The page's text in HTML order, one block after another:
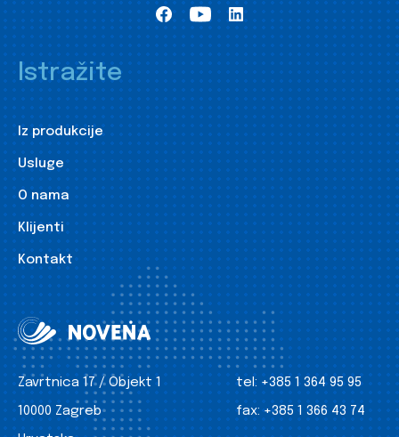
Istražite
Iz produkcije
Usluge
O nama
Klijenti
Kontakt
Zavrtnica 17 / Objekt 1
10000 Zagreb
tel: +385 1 364 95 95
fax: +385 1 366 43 74